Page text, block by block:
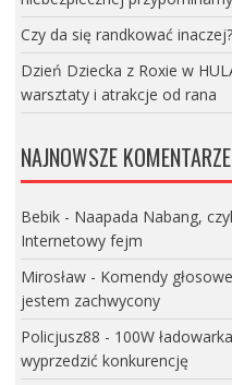
Czy da się randkować inaczej?
Dzień Dziecka z Roxie w
warsztaty i atrakcje od rana
NAJNOWSZE KOMENTARZE
Bebik- Naapada Nabang,
Internetowy fejm
Mirosław- Komendy
jestem zachwycony
Policjusz88 - 100W
wyprzedzić konkurencję